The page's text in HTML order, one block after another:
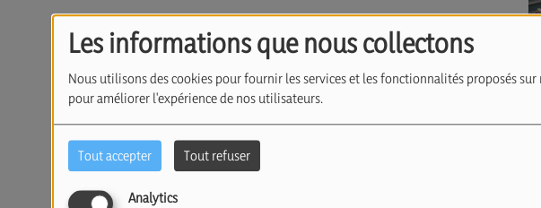
Les informations que nous collectons
Nous utilisons des cookies pour fournir les services et les fonctionnalités proposés
pour améliorer l'expérience de nos utilisateurs.
Tout accepter Tout refuser
Analytics